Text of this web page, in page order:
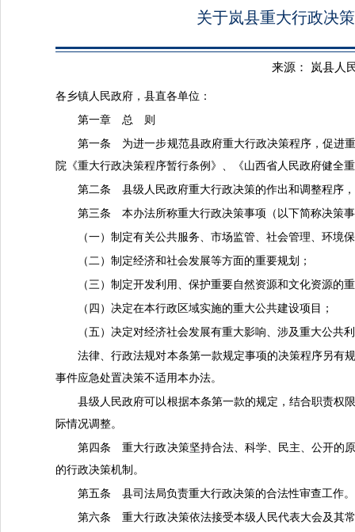
关于岚县重大行政决
来源： 岚县人
各乡镇人民政府，县直各单位：
第一章 总 则
第一条 为进一步规范县政府重大行政决策程序，促进
院《重大行政决策程序暂行条例》、《山西省人民政府健全
第二条 县级人民政府重大行政决策的作出和调整程序
第三条 本办法所称重大行政决策事项（以下简称决策
（一）制定有关公共服务、市场监管、社会管理、环境
（二）制定经济和社会发展等方面的重要规划；
（三）制定开发利用、保护重要自然资源和文化资源的
（四）决定在本行政区域实施的重大公共建设项目；
（五）决定对经济社会发展有重大影响、涉及重大公共
法律、行政法规对本条第一款规定事项的决策程序另有
事件应急处置决策不适用本办法。
县级人民政府可以根据本条第一款的规定，结合职责权
际情况调整。
第四条 重大行政决策坚持合法、科学、民主、公开的
的行政决策机制。
第五条 县司法局负责重大行政决策的合法性审查工作
第六条 重大行政决策依法接受本级人民代表大会及其